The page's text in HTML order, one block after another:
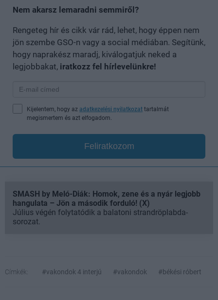
Nem akarsz lemaradni semmiről?
Rengeteg hír és cikk vár rád, lehet, hogy éppen nem
jön szembe GSO-n vagy a social médiában. Segítünk,
hogy naprakész maradj, kiválogatjuk neked a
legjobbakat, iratkozz fel hírlevelünkre!
Kijelentem, hogy az adatkezelési nyilatkozat tartalmát
megismertem és azt elfogadom.
Feliratkozom
SMASH by Meló-Diák: Homok, zene és a nyár legjobb
hangulata – Jön a második forduló! (X)
Július végén folytatódik a balatoni strandröplabda-
sorozat.
Címkék: #vakondok 4 interjú #vakondok #békési róbert